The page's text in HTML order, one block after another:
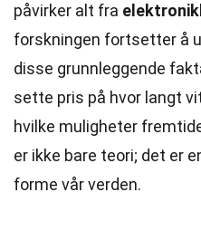
påvirker alt fra
forskningen fortsetter å
disse grunnleggende
sette pris på hvor langt
hvilke muligheter
er ikke bare teori; det er
forme vår verden.